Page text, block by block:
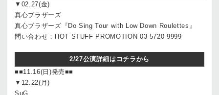
▼02.27(金)
真心ブラザーズ
真心ブラザーズ『Do Sing Tour with Low Down Roulettes』
問い合わせ：HOT STUFF PROMOTION 03-5720-9999
2/27公演詳細はコチラから
■■11.16(日)発売■■
▼12.22(月)
SuG